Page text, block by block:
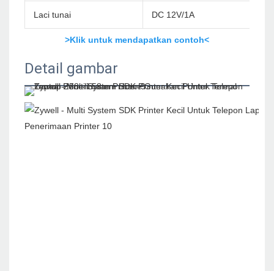
Laci tunai DC 12V/1A
>Klik untuk mendapatkan contoh<
Detail gambar